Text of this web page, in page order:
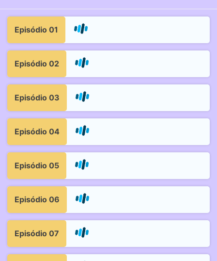
Episódio 01
Episódio 02
Episódio 03
Episódio 04
Episódio 05
Episódio 06
Episódio 07